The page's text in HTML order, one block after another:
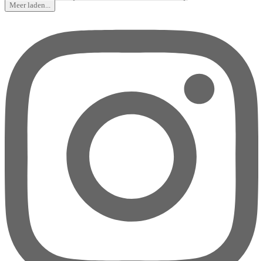
Meer laden...